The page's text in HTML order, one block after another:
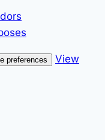
preferences
View